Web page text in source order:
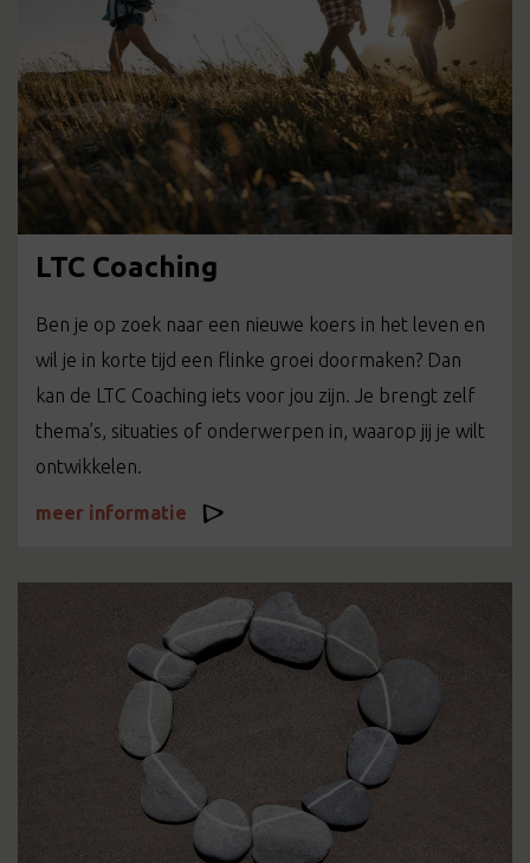
LTC Coaching
Ben je op zoek naar een nieuwe koers in het leven en
wil je in korte tijd een flinke groei doormaken? Dan
kan de LTC Coaching iets voor jou zijn. Je brengt zelf
thema’s, situaties of onderwerpen in, waarop jij je wilt
ontwikkelen.
meer informatie